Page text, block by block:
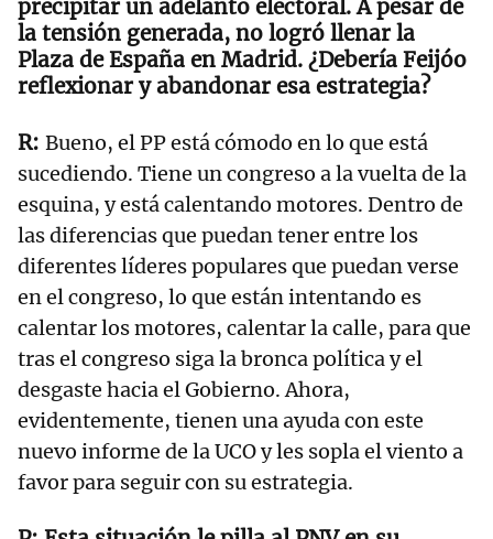
precipitar un adelanto electoral. A pesar de
la tensión generada, no logró llenar la
Plaza de España en Madrid. ¿Debería Feijóo
reflexionar y abandonar esa estrategia?
Bueno, el PP está cómodo en lo que está
sucediendo. Tiene un congreso a la vuelta de la
esquina, y está calentando motores. Dentro de
las diferencias que puedan tener entre los
diferentes líderes populares que puedan verse
en el congreso, lo que están intentando es
calentar los motores, calentar la calle, para que
tras el congreso siga la bronca política y el
desgaste hacia el Gobierno. Ahora,
evidentemente, tienen una ayuda con este
nuevo informe de la UCO y les sopla el viento a
favor para seguir con su estrategia.